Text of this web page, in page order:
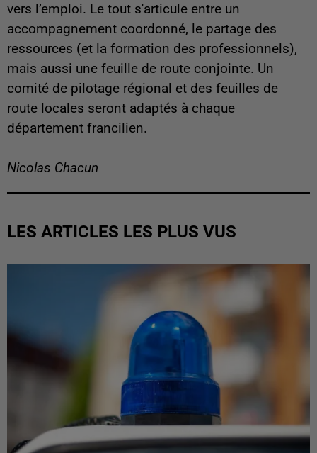
vers l’emploi. Le tout s'articule entre un
accompagnement coordonné, le partage des
ressources (et la formation des professionnels),
mais aussi une feuille de route conjointe. Un
comité de pilotage régional et des feuilles de
route locales seront adaptés à chaque
département francilien.
Nicolas Chacun
LES ARTICLES LES PLUS VUS